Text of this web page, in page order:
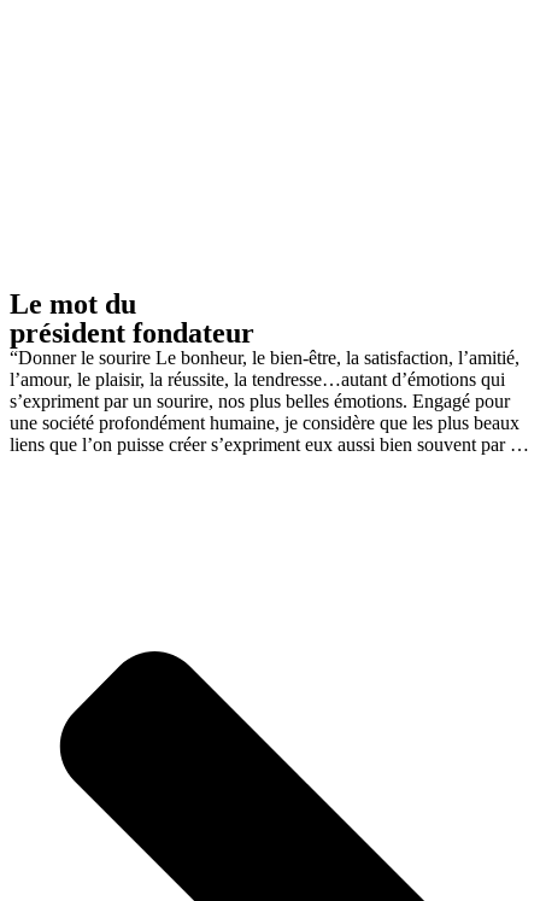
Le mot du
président fondateur
“Donner le sourire Le bonheur, le bien-être, la satisfaction, l’amitié,
l’amour, le plaisir, la réussite, la tendresse…autant d’émotions qui
s’expriment par un sourire, nos plus belles émotions. Engagé pour
une société profondément humaine, je considère que les plus beaux
liens que l’on puisse créer s’expriment eux aussi bien souvent par …